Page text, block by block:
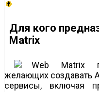
Для кого
Matrix
eb Matrix
желающих создавать
сервисы, включая